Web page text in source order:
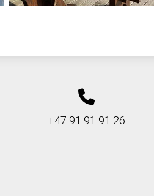
+47 91 91 91 26